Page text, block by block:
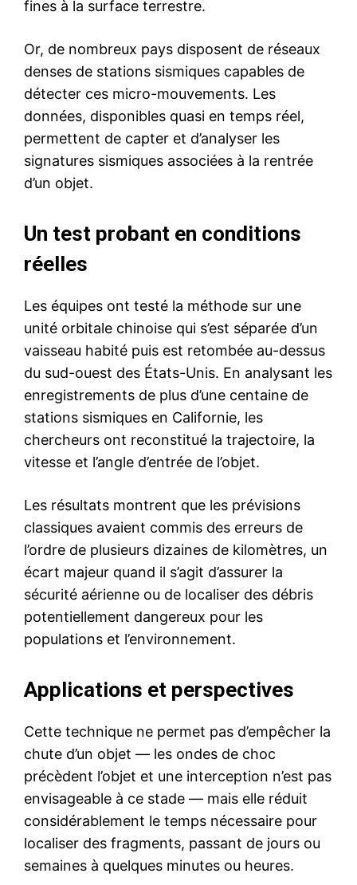
fines à la surface terrestre.
Or, de nombreux pays disposent de réseaux
denses de stations sismiques capables de
détecter ces micro-mouvements. Les
données, disponibles quasi en temps réel,
permettent de capter et d’analyser les
signatures sismiques associées à la rentrée
d’un objet.
Un test probant en conditions
réelles
Les équipes ont testé la méthode sur une
unité orbitale chinoise qui s’est séparée d’un
vaisseau habité puis est retombée au-dessus
du sud-ouest des États-Unis. En analysant les
enregistrements de plus d’une centaine de
stations sismiques en Californie, les
chercheurs ont reconstitué la trajectoire, la
vitesse et l’angle d’entrée de l’objet.
Les résultats montrent que les prévisions
classiques avaient commis des erreurs de
l’ordre de plusieurs dizaines de kilomètres, un
écart majeur quand il s’agit d’assurer la
sécurité aérienne ou de localiser des débris
potentiellement dangereux pour les
populations et l’environnement.
Applications et perspectives
Cette technique ne permet pas d’empêcher la
chute d’un objet — les ondes de choc
précèdent l’objet et une interception n’est pas
envisageable à ce stade — mais elle réduit
considérablement le temps nécessaire pour
localiser des fragments, passant de jours ou
semaines à quelques minutes ou heures.